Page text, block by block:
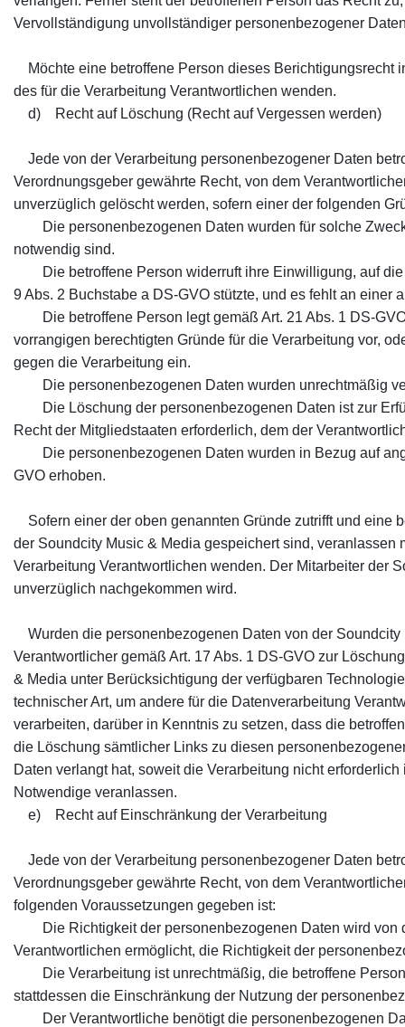
Vervollständigung unvollständiger personenbezogener
Möchte eine betroffene Person dieses Berichtigungsrecht
des für die Verarbeitung Verantwortlichen wenden.
d) Recht auf Löschung (Recht auf Vergessen werden)
Jede von der Verarbeitung personenbezogener Daten
Verordnungsgeber gewährte Recht, von dem
unverzüglich gelöscht werden, sofern einer der folgenden
Die personenbezogenen Daten wurden für solche
notwendig sind.
Die betroffene Person widerruft ihre Einwilligung, auf die
9 Abs. 2 Buchstabe a DS-GVO stützte, und es fehlt an
Die betroffene Person legt gemäß Art. 21 Abs. 1 DS-
vorrangigen berechtigten Gründe für die Verarbeitung vor,
gegen die Verarbeitung ein.
Die personenbezogenen Daten wurden unrechtmäßig
Die Löschung der personenbezogenen Daten ist zur
Recht der Mitgliedstaaten erforderlich, dem der
Die personenbezogenen Daten wurden in Bezug auf
GVO erhoben.
Sofern einer der oben genannten Gründe zutrifft und eine
der Soundcity Music & Media gespeichert sind,
Verarbeitung Verantwortlichen wenden. Der Mitarbeiter der
unverzüglich nachgekommen wird.
Wurden die personenbezogenen Daten von der
Verantwortlicher gemäß Art. 17 Abs. 1 DS-GVO zur
& Media unter Berücksichtigung der verfügbaren
technischer Art, um andere für die Datenverarbeitung
verarbeiten, darüber in Kenntnis zu setzen, dass die
die Löschung sämtlicher Links zu diesen
Daten verlangt hat, soweit die Verarbeitung nicht
Notwendige veranlassen.
e) Recht auf Einschränkung der Verarbeitung
Jede von der Verarbeitung personenbezogener Daten
Verordnungsgeber gewährte Recht, von dem
folgenden Voraussetzungen gegeben ist:
Die Richtigkeit der personenbezogenen Daten wird von
Verantwortlichen ermöglicht, die Richtigkeit der
Die Verarbeitung ist unrechtmäßig, die betroffene
stattdessen die Einschränkung der Nutzung der
Der Verantwortliche benötigt die personenbezogenen